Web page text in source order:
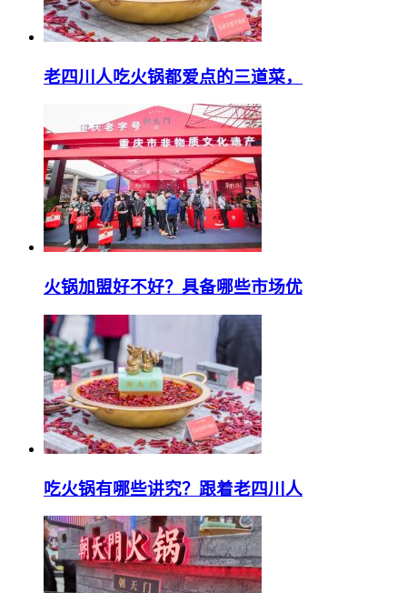
老四川人吃火锅都爱点的三道菜，
火锅加盟好不好？具备哪些市场优
吃火锅有哪些讲究？跟着老四川人